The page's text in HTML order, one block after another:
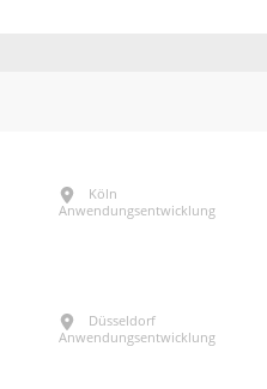
Köln
Anwendungsentwicklung
Düsseldorf
Anwendungsentwicklung